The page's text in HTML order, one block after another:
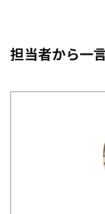
担当者から一